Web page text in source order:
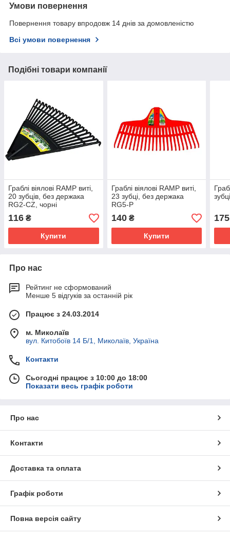
Умови повернення
Повернення товару впродовж 14 днів за домовленістю
Всі умови повернення
Подібні товари компанії
Граблі віялові RAMP виті,
20 зубців, без держака
RG2-CZ, чорні
116 ₴
Купити
Граблі віялові RAMP виті,
23 зубці, без держака
RG5-P
140₴
Купити
175
Про нас
Рейтинг не сформований
Менше 5 відгуків за останній рік
Працює з 24.03.2014
м. Миколаїв
вул. Китобоїв 14 Б/1, Миколаїв, Україна
Контакти
Сьогодні працює з 10:00 до 18:00
Показати весь графік роботи
Про нас
Контакти
Доставка та оплата
Графік роботи
Повна версія сайту